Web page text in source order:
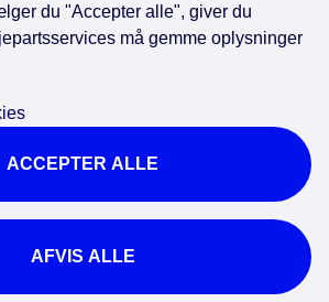
du "Accepter alle", giver du
må gemme oplysninger
ACCEPTER ALLE
AFVIS ALLE